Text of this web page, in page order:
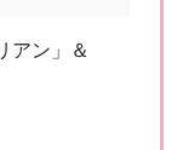
アン」＆